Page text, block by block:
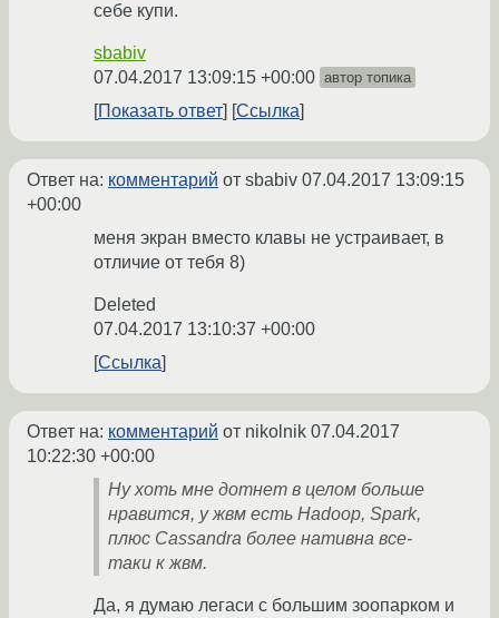
себе купи.
sbabiv
07.04.2017 13:09:15 +00:00 автор топика
Показать ответ Ссылка
Ответ на: комментарий от sbabiv 07.04.2017 13:09:15
+00:00
меня экран вместо клавы не устраивает, в
отличие от тебя 8)
Deleted
07.04.2017 13:10:37 +00:00
Ссылка
Ответ на: комментарий от nikolnik 07.04.2017
10:22:30 +00:00
Ну хоть мне дотнет в целом больше
нравится, у жвм есть Hadoop, Spark,
плюс Cassandra более нативна все-
таки к жвм.
Да, я думаю легаси с большим зоопарком и